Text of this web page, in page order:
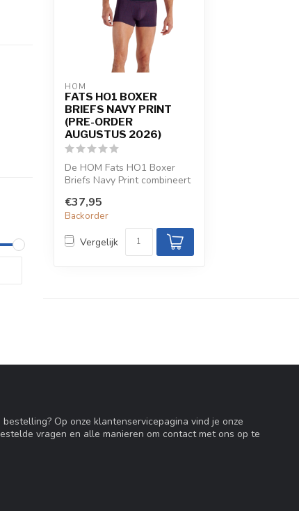
HOM
FATS HO1 BOXER
BRIEFS NAVY PRINT
(PRE-ORDER
AUGUSTUS 2026)
De HOM Fats HO1 Boxer
Briefs Navy Print combineert
tweekleurig m...
€37,95
Backorder
Vergelijk
Op onze klantenservicepagina vind je onze
vragen en alle manieren om contact met ons op te